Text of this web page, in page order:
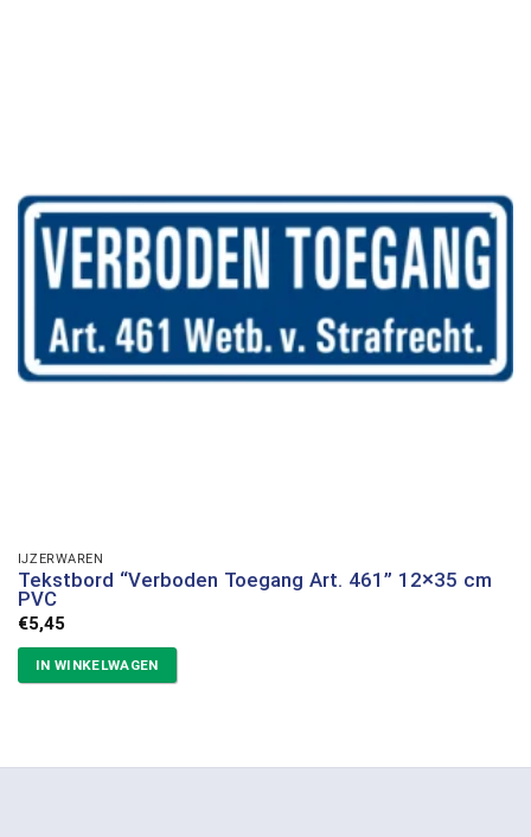
IJZERWAREN
Tekstbord “Verboden Toegang Art. 461” 12×35 cm
PVC
€5,45
IN WINKELWAGEN